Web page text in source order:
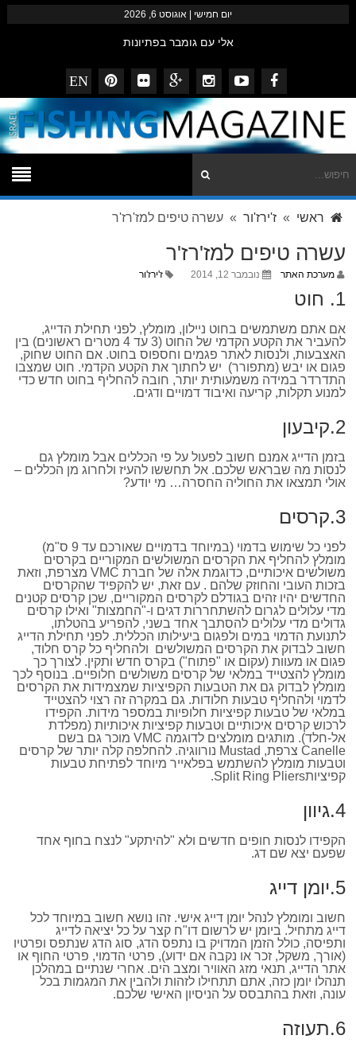
יום חמישי | אוגוסט 6, 2026
אלי עם גומבר בפתיונות
שלמה מצוות המזרזרים הצפוני בסיפתח למקל החדש
דייגי המגזין – נובמבר 2014
striped bass עם פופרים ופנסילים
ביבי נצפה מזרזר באילת
EN
ראשי »ז'ירז'ור » עשרה טיפים למז'רז'ר
עשרה טיפים למז'רז'ר
מערכת האתר נובמבר 12, 2014 ז'ירז'ור
1. חוט
אם אתם משתמשים בחוט ניילון, מומלץ, לפני תחילת הדייג,
להעביר את הקטע הקדמי של החוט (3 עד 4 מטרים ראשונים) בין
האצבעות, ולנסות לאתר פגמים וחספוס בחוט. אם החוט שחוק,
פגום או יבש (מתפורר) יש לחתוך את הקטע הקדמי. חוט שמצבו
התדרדר במידה משמעותית יותר, חובה להחליף בחוט חדש כדי
למנוע תקלות, קריעה ואיבוד דמויים ודגים.
2.קיבעון
בזמן הדייג אמנם חשוב לפעול על פי הכללים אבל מומלץ גם
לנסות מה שבראש שלכם. אל תחששו להעיז ולחרוג מן הכללים –
אולי תמצאו את החוליה החסרה… מי יודע?
3.קרסים
לפני כל שימוש בדמוי (במיוחד בדמויים שאורכם עד 9 ס"מ)
מומלץ להחליף את הקרסים המשולשים המקוריים בקרסים
משולשים איכותיים, כדוגמת אלה של חברת VMC מצרפת, וזאת
בזכות העובי והחוזק שלהם . עם זאת, יש להקפיד שהקרסים
החדשים יהיו זהים בגודלם לקרסים המקוריים, שכן קרסים קטנים
מדי עלולים לגרום להשתחררות דגים ו-"החמצות" ואילו קרסים
גדולים מדי עלולים להסתבך אחד בשני, להפריע בהטלתו,
לתנועת הדמוי במים ולפגום ביעילותו הכללית. לפני תחילת הדייג
חשוב לבדוק את הקרסים המשולשים ולהחליף כל קרס חלוד,
פגום או מעוות (עקום או "פתוח") בקרס חדש ותקין. לצורך כך
מומלץ להצטייד במלאי של קרסים משולשים חלופיים. בנוסף לכך
מומלץ לבדוק גם את הטבעות הקפיציות שמצמידות את הקרסים
לדמוי ולהחליף טבעות חלודות. גם במקרה זה רצוי להצטייד
במלאי של טבעות קפיציות חלופיות במספר מידות. הקפידו
לרכוש קרסים איכותיים וטבעות קפיציות איכותיות (מפלדת
אל-חלד). מותגים מומלצים לדוגמה VMC מוכר גם בשם
Canelle צרפת, Mustad נורווגיה. להחלפה קלה יותר של קרסים
וטבעות מומלץ להשתמש בפלאייר מיוחד לפתיחת טבעות
קפיציותSplit Ring Pliers.
4.גיוון
הקפידו לנסות חופים חדשים ולא "להיתקע" לנצח בחוף אחד
שפעם יצא שם דג.
5.יומן דייג
חשוב ומומלץ לנהל יומן דייג אישי. זהו נושא חשוב במיוחד לכל
דייג מתחיל. ביומן יש לרשום דו"ח קצר על כל יציאה לדייג
ותפיסה, כולל הזמן המדויק בו נתפס הדג, סוג הדג שנתפס ופרטיו
(אורך, משקל, זכר או נקבה אם ידוע), פרטי הדמוי, פרטי החוף או
אתר הדייג, תנאי מזג האוויר ומצב הים. אחרי שנתיים במהלכן
תנהלו יומן כזה, אתם תתחילו לזהות ולהבין את המגמות בכל
עונה, וזאת בהתבסס על הניסיון האישי שלכם.
6.תעוזה